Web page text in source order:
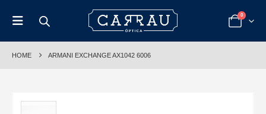
0
HOME ARMANI EXCHANGE AX1042 6006